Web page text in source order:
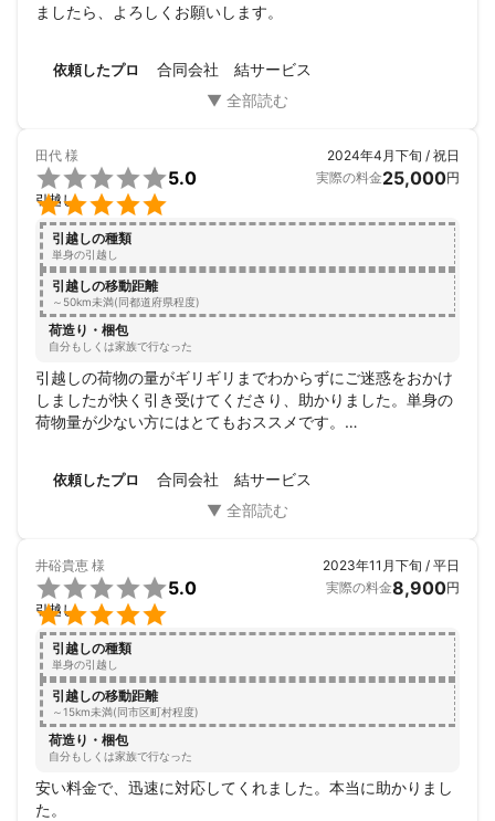
ましたら、よろしくお願いします。
依頼したプロ 合同会社 結サービス
田代 様


5.0
引越し
2024年4月下旬 / 祝日
実際の料金25,000円
引越しの種類
単身の引越し
引越しの移動距離
～50km未満(同都道府県程度)
荷造り・梱包
自分もしくは家族で行なった
引越しの荷物の量がギリギリまでわからずにご迷惑をおかけ
しましたが快く引き受けてくださり、助かりました。単身の
荷物量が少ない方にはとてもおススメです。
ので安心してお願いできました。
無料オプションはないので、そこは事前に確認された方が良
依頼したプロ 合同会社 結サービス
井硲貴恵 様


5.0
引越し
2023年11月下旬 / 平日
実際の料金8,900円
引越しの種類
単身の引越し
引越しの移動距離
～15km未満(同市区町村程度)
荷造り・梱包
自分もしくは家族で行なった
安い料金で、迅速に対応してくれました。本当に助かりまし
た。